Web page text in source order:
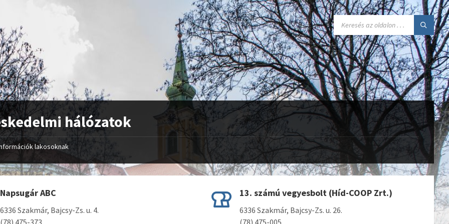
SEARCH:
hálózatok
lakosoknak
Napsugár ABC
6336 Szakmár, Bajcsy-Zs. u. 4.
(78) 475-373
13. számú vegyesbolt (Híd-COOP Zrt.)
6336 Szakmár, Bajcsy-Zs. u. 26.
(78) 475-005